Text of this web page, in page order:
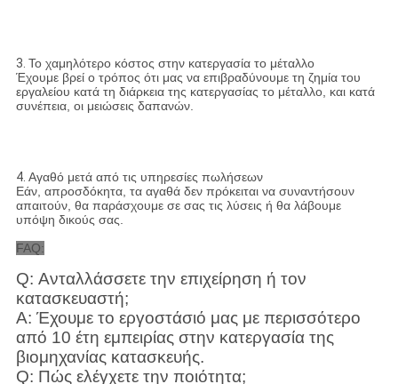
3. Το χαμηλότερο κόστος στην κατεργασία το μέταλλο
Έχουμε βρεί ο τρόπος ότι μας να επιβραδύνουμε τη ζημία του
εργαλείου κατά τη διάρκεια της κατεργασίας το μέταλλο, και κατά
συνέπεια, οι μειώσεις δαπανών.
4. Αγαθό μετά από τις υπηρεσίες πωλήσεων
Εάν, απροσδόκητα, τα αγαθά δεν πρόκειται να συναντήσουν
απαιτούν, θα παράσχουμε σε σας τις λύσεις ή θα λάβουμε
υπόψη δικούς σας.
FAQ:
Q: Ανταλλάσσετε την επιχείρηση ή τον
κατασκευαστή;
Α: Έχουμε το εργοστάσιό μας με περισσότερο
από 10 έτη εμπειρίας στην κατεργασία της
βιομηχανίας κατασκευής.
Q: Πώς ελέγχετε την ποιότητα;